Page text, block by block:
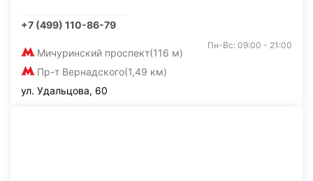
+7 (499) 110-86-79
Мичуринский проспект(116 м)
Пр-т Вернадского(1,49 км)
Пн-Вс: 09:00 - 21:00
ул. Удальцова, 60